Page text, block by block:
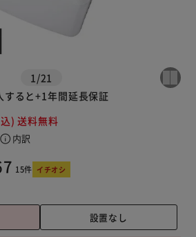
1 /21
すると+1年間延長保証
) 送料無料
info 内訳
15件 イチオシ
設置なし